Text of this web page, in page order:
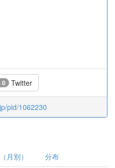
0 Twitter
pid/1062230
月別） 分布